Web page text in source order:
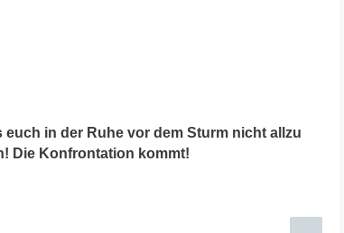
in der Ruhe vor dem Sturm nicht allzu
Die Konfrontation kommt!